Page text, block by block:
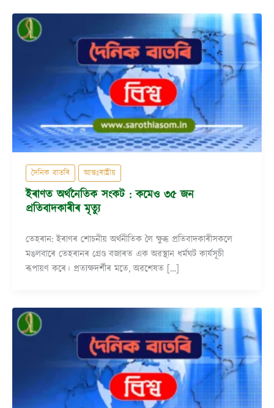
দৈনিক বাতৰি আন্তঃৰাষ্ট্ৰীয়
ইৰাণত অৰ্থনৈতিক সংকট : কমেও ৩৫ জন
প্ৰতিবাদকাৰীৰ মৃত্যু
তেহৰান: ইৰাণৰ শোচনীয় অৰ্থনীতিক লৈ ক্ষুব্ধ প্ৰতিবাদকাৰীসকলে
মঙলবাৰে তেহৰানৰ গ্ৰেণ্ড বজাৰত এক অৱস্থান ধৰ্মঘট কাৰ্যসূচী
ৰূপায়ণ কৰে। প্ৰত্যক্ষদৰ্শীৰ মতে, অৱশেষত […]